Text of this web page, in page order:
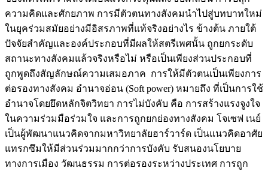
ความคิดและศักยภาพ การมีตัวตนทางสังคมนำไปสู่บทบาทใหม่
ในยุคร่วมสมัยอย่างมีอิสรภาพที่แท้จริงอย่างไร ข้างต้น ภายใต้
ปัจจัยสำคัญและองค์ประกอบที่มีผลให้สตรีเพศนั้น ถูกยกระดับ
สถานะทางสังคมแล้วจริงหรือไม่ หรือเป็นเพียงส่วนประกอบที่
ถูกพูดถึงสัญลักษณ์ความเสมอภาค การให้มีตัวตนเป็นเพียงการ
ต่อรองทางสังคม อำนาจอ่อน (Soft power) หมายถึง ที่เป็นการใช้
อำนาจโดยยึดหลักจิตวิทยา การไม่บังคับ คือ การสร้างแรงจูงใจ
ในความร่วมมือร่วมใจ และการถูกยกย่องทางสังคม โจเซฟ เนย์
เป็นผู้พัฒนาแนวคิดจากมหาวิทยาลัยฮาร์วาร์ด เป็นแนวคิดอาศัย
แทรกซึมให้มีส่วนร่วมมากกว่าการบังคับ รับสนองนโยบาย
ทางการเมือง วัฒนธรรม การต่อรองระหว่างประเทศ การถูก